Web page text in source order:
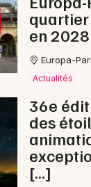
en 2028
Europa-
Actualités
36e
des
[…]